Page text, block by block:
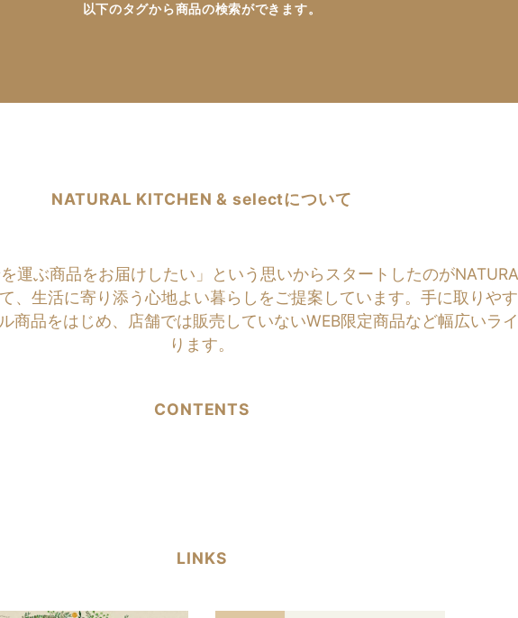
以下のタグから商品の検索ができます。
NATURAL KITCHEN & selectについて
運ぶ商品をお届けしたい」という思いからスタートしたのが
、生活に寄り添う心地よい暮らしをご提案しています。手に取りや
商品をはじめ、店舗では販売していないWEB限定商品など幅広いラ
ります。
CONTENTS
LINKS